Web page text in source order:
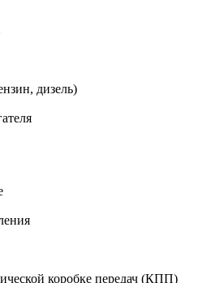
дизель)
коробке передач (КПП)